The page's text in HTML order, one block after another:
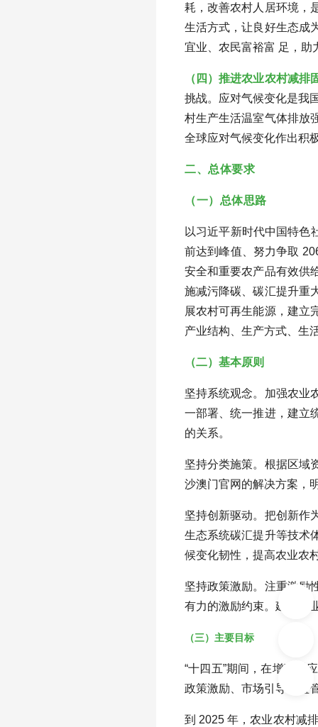
耗，改善农村人居环境，
生活方式，让良好生态成
宜业、农民富裕富 足，助
（四）推进农业农村减
挑战。应对气候变化是我
村生产生活温室气体排放
全球应对气候变化作出积
二、总体要求
（一）总体思路
以习近平新时代中国特色
前达到峰值、努力争取
安全和重要农产品有效供
施减污降碳、碳汇提升重
展农村可再生能源，建立
产业结构、生产方式、生
（二）基本原则
坚持系统观念。加强农业
一部署、统一推进，建立
的关系。
坚持分类施策。根据区域
沙澳门官网的解决方案，
坚持创新驱动。把创新作
生态系统碳汇提升等技术
候变化韧性，提高农业农
坚持政策激励。注重激励
有力的激励约束。建立农
（三）主要目标
“十四五”期间，在增强适
政策激励、市场引导和监
到 2025 年，农业农村减